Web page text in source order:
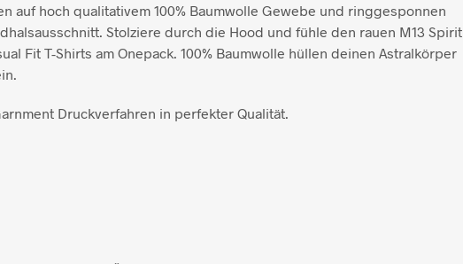
auf hoch qualitativem 100% Baumwolle Gewebe und ringgesponnen
Stolziere durch die Hood und fühle den rauen M13 Spirit
Fit T-Shirts am Onepack. 100% Baumwolle hüllen deinen Astralkörper
Druckverfahren in perfekter Qualität.